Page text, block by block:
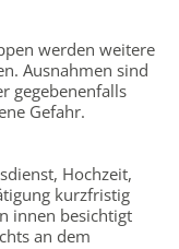
werden weitere
Ausnahmen sind
gegebenenfalls
Gefahr.
Hochzeit,
kurzfristig
innen besichtigt
an dem